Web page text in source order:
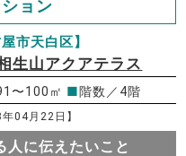
ョン
市天白区】
生山アクアテラス
〜100㎡ ■階数／4階
04月22日】
人に伝えたいこと